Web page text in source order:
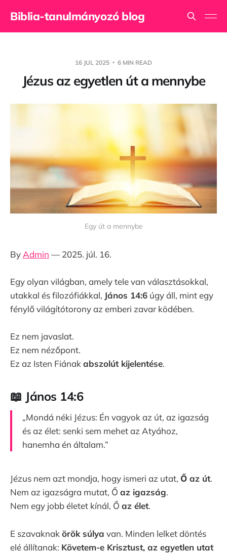
Biblia-tanulmányozó blog
16 JUL 2025 6 MIN READ
Jézus az egyetlen út a mennybe
Egy út a mennybe
By Admin — 2025. júl. 16.
Egy olyan világban, amely tele van választásokkal,
utakkal és filozófiákkal, János 14:6 úgy áll, mint egy
fénylő világítótorony az emberi zavar ködében.
Ez nem javaslat.
Ez nem nézőpont.
Ez az Isten Fiának abszolút kijelentése.
📖 János 14:6
„Mondá néki Jézus: Én vagyok az út, az igazság
és az élet: senki sem mehet az Atyához,
hanemha én általam.”
Jézus nem azt mondja, hogy ismeri az utat, Ő az út.
Nem az igazságra mutat, Ő az igazság.
Nem egy jobb életet kínál, Ő az élet.
E szavaknak örök súlya van. Minden lelket döntés
elé állítanak: Követem-e Krisztust, az egyetlen utat